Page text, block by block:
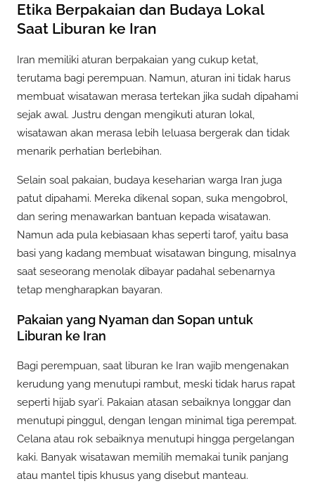
Etika Berpakaian dan Budaya Lokal
Saat Liburan ke Iran
Iran memiliki aturan berpakaian yang cukup ketat,
terutama bagi perempuan. Namun, aturan ini tidak harus
membuat wisatawan merasa tertekan jika sudah dipahami
sejak awal. Justru dengan mengikuti aturan lokal,
wisatawan akan merasa lebih leluasa bergerak dan tidak
menarik perhatian berlebihan.
Selain soal pakaian, budaya keseharian warga Iran juga
patut dipahami. Mereka dikenal sopan, suka mengobrol,
dan sering menawarkan bantuan kepada wisatawan.
Namun ada pula kebiasaan khas seperti tarof, yaitu basa
basi yang kadang membuat wisatawan bingung, misalnya
saat seseorang menolak dibayar padahal sebenarnya
tetap mengharapkan bayaran.
Pakaian yang Nyaman dan Sopan untuk
Liburan ke Iran
Bagi perempuan, saat liburan ke Iran wajib mengenakan
kerudung yang menutupi rambut, meski tidak harus rapat
seperti hijab syar’i. Pakaian atasan sebaiknya longgar dan
menutupi pinggul, dengan lengan minimal tiga perempat.
Celana atau rok sebaiknya menutupi hingga pergelangan
kaki. Banyak wisatawan memilih memakai tunik panjang
atau mantel tipis khusus yang disebut manteau.